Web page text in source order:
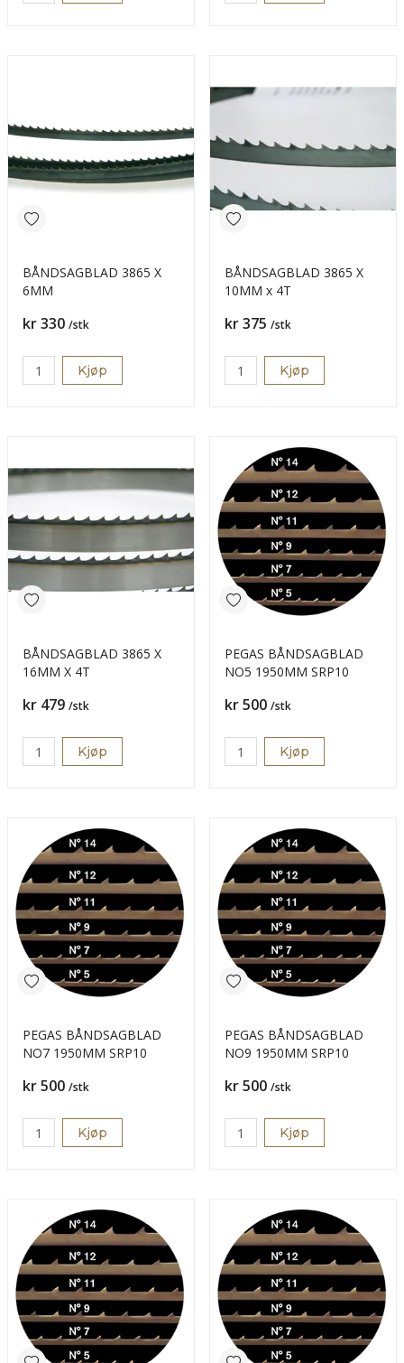
BÅNDSAGBLAD 3865 X
6MM
Pris
kr 330 /stk
Kjøp
BÅNDSAGBLAD 3865 X
10MM x 4T
Pris
kr 375 /stk
Kjøp
BÅNDSAGBLAD 3865 X
16MM X 4T
Pris
kr 479 /stk
Kjøp
PEGAS BÅNDSAGBLAD
NO5 1950MM SRP10
Pris
kr 500 /stk
Kjøp
PEGAS BÅNDSAGBLAD
NO7 1950MM SRP10
Pris
kr 500 /stk
Kjøp
PEGAS BÅNDSAGBLAD
NO9 1950MM SRP10
Pris
kr 500 /stk
Kjøp